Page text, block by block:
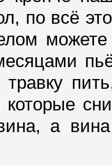
по всё
можете
а